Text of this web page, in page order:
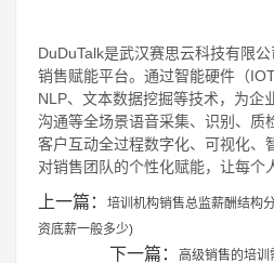
DuDuTalk是武汉赛思云科技有限
销售赋能平台。通过智能硬件（
NLP、文本数据挖掘等技术，为企
沟通等全场景语音采集、识别、质
客户互动全过程数字化、可视化、
对销售团队的个性化赋能，让每个
上一篇：
培训机构销售总监薪酬结构
资底薪一般多少)
下一篇： 高级销售的培训